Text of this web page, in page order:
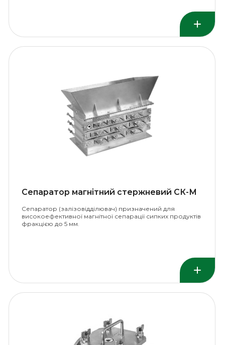
Сепаратор магнітний стержневий СК-М
Сепаратор (залізовідділювач) призначений для
високоефективної магнітної сепарації сипких продуктів
фракцією до 5 мм.